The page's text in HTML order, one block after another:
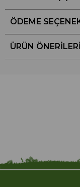
ÖDEME
ÜRÜN ÖNERILERI